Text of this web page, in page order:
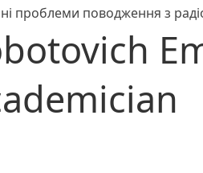
проблеми поводження з